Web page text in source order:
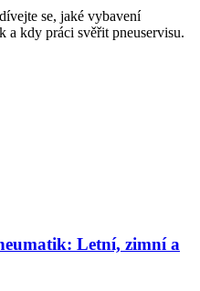
se, jaké vybavení
a kdy práci svěřit pneuservisu.
Letní, zimní a